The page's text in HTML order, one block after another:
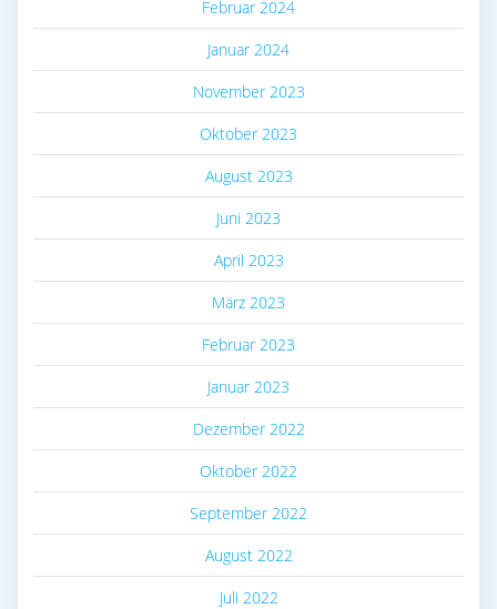
Februar 2024
Januar 2024
November 2023
Oktober 2023
August 2023
Juni 2023
April 2023
März 2023
Februar 2023
Januar 2023
Dezember 2022
Oktober 2022
September 2022
August 2022
Juli 2022